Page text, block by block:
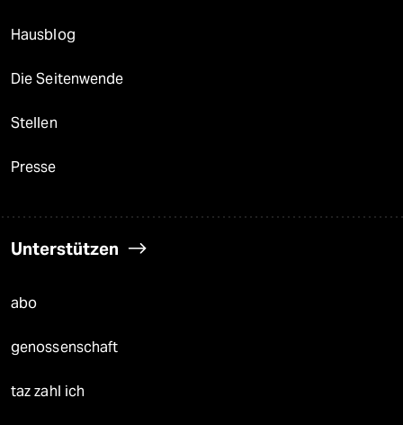
Hausblog
Die Seitenwende
Stellen
Presse
Unterstützen
abo
genossenschaft
taz zahl ich